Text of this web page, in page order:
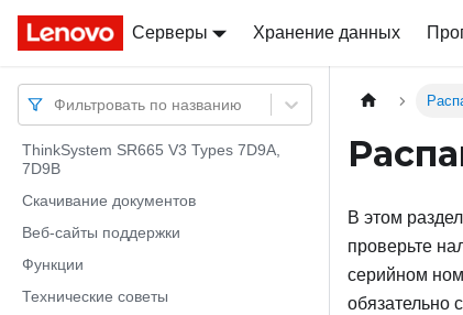
Docs
Серверы Хранение данных
Docs
Фильтровать по названию
ThinkSystem SR665 V3 Types 7D9A,
7D9B
Скачивание документов
Веб-сайты поддержки
Функции
Технические советы
В этом
проверьте
серийном
обязательно